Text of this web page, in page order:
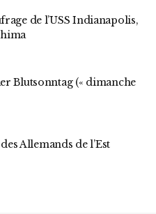
de l’USS Indianapolis,
Blutsonntag (« dimanche
Allemands de l’Est